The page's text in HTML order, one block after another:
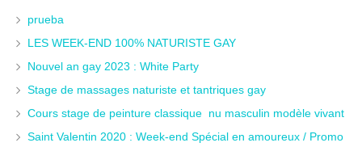
prueba
LES WEEK-END 100% NATURISTE GAY
Nouvel an gay 2023 : White Party
Stage de massages naturiste et tantriques gay
Cours stage de peinture classique nu masculin modèle vivant
Saint Valentin 2020 : Week-end Spécial en amoureux / Promo